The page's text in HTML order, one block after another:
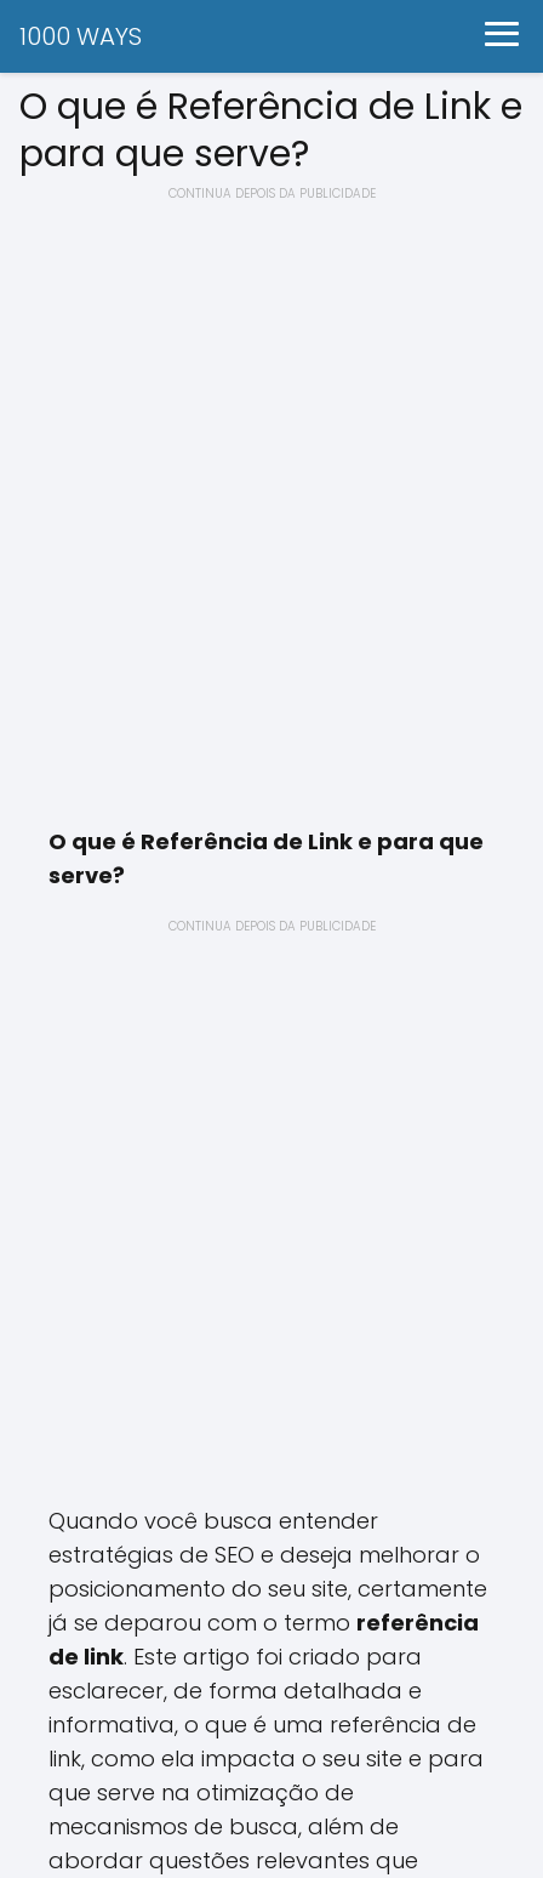
1000 WAYS
O que é Referência de Link e
para que serve?
CONTINUA DEPOIS DA PUBLICIDADE
O que é Referência de Link e para que
serve?
CONTINUA DEPOIS DA PUBLICIDADE
Quando você busca entender
estratégias de SEO e deseja melhorar o
posicionamento do seu site, certamente
já se deparou com o termo referência
de link. Este artigo foi criado para
esclarecer, de forma detalhada e
informativa, o que é uma referência de
link, como ela impacta o seu site e para
que serve na otimização de
mecanismos de busca, além de
abordar questões relevantes que